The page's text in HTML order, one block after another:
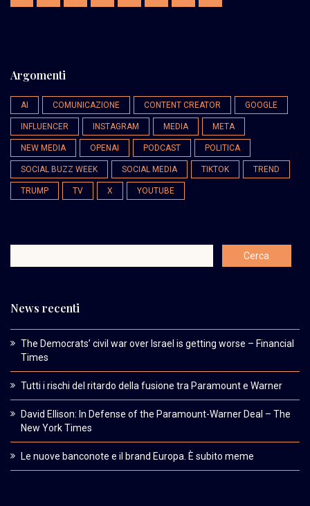
Argomenti
AI COMUNICAZIONE CONTENT CREATOR GOOGLE
INFLUENCER INSTAGRAM MEDIA META
NEW MEDIA OPENAI PODCAST POLITICA
SOCIAL BUZZ WEEK SOCIAL MEDIA TIKTOK TREND
TRUMP TV X YOUTUBE
News recenti
The Democrats’ civil war over Israel is getting worse – Financial
Times
Tutti i rischi del ritardo della fusione tra Paramount e Warner
David Ellison: In Defense of the Paramount-Warner Deal – The
New York Times
Le nuove banconote e il brand Europa. È subito meme